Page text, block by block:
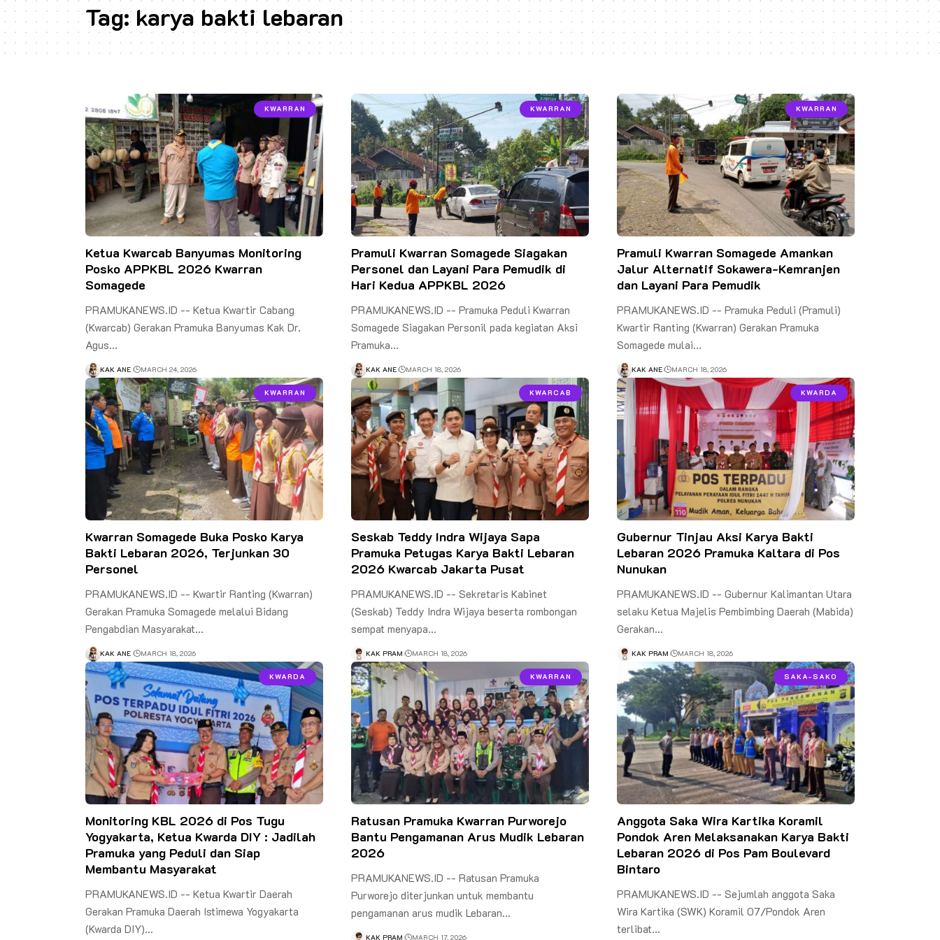
Tag:karya bakti lebaran
KWARRAN
Ketua Kwarcab Banyumas Monitoring
Posko APPKBL 2026 Kwarran
Somagede
PRAMUKANEWS.ID -- Ketua Kwartir Cabang
(Kwarcab) Gerakan Pramuka Banyumas Kak Dr.
Agus…
KAK ANE MARCH 24, 2026
KWARRAN
Pramuli Kwarran Somagede Siagakan
Personel dan Layani Para Pemudik di
Hari Kedua APPKBL 2026
PRAMUKANEWS.ID -- Pramuka Peduli Kwarran
Somagede Siagakan Personil pada kegiatan Aksi
Pramuka…
KAK ANE MARCH 18, 2026
KWARRAN
Pramuli Kwarran Somagede Amankan
Jalur Alternatif Sokawera-Kemranjen
dan Layani Para Pemudik
PRAMUKANEWS.ID -- Pramuka Peduli (Pramuli)
Kwartir Ranting (Kwarran) Gerakan Pramuka
Somagede mulai…
KAK ANE MARCH 18, 2026
KWARRAN
Kwarran Somagede Buka Posko Karya
Bakti Lebaran 2026, Terjunkan 30
Personel
PRAMUKANEWS.ID -- Kwartir Ranting (Kwarran)
Gerakan Pramuka Somagede melalui Bidang
Pengabdian Masyarakat…
KAK ANE MARCH 18, 2026
KWARCAB
Seskab Teddy Indra Wijaya Sapa
Pramuka Petugas Karya Bakti Lebaran
2026 Kwarcab Jakarta Pusat
PRAMUKANEWS.ID -- Sekretaris Kabinet
(Seskab) Teddy Indra Wijaya beserta rombongan
sempat menyapa…
KAK PRAM MARCH 18, 2026
KWARDA
Gubernur Tinjau Aksi Karya Bakti
Lebaran 2026 Pramuka Kaltara di Pos
Nunukan
PRAMUKANEWS.ID -- Gubernur Kalimantan Utara
selaku Ketua Majelis Pembimbing Daerah (Mabida)
Gerakan…
KAK PRAM MARCH 18, 2026
KWARDA
Monitoring KBL 2026 di Pos Tugu
Yogyakarta, Ketua Kwarda DIY : Jadilah
Pramuka yang Peduli dan Siap
Membantu Masyarakat
PRAMUKANEWS.ID -- Ketua Kwartir Daerah
Gerakan Pramuka Daerah Istimewa Yogyakarta
(Kwarda DIY)…
KWARRAN
Ratusan Pramuka Kwarran Purworejo
Bantu Pengamanan Arus Mudik Lebaran
2026
PRAMUKANEWS.ID -- Ratusan Pramuka
Purworejo diterjunkan untuk membantu
pengamanan arus mudik Lebaran…
KAK PRAM MARCH 17, 2026
SAKA-SAKO
Anggota Saka Wira Kartika Koramil
Pondok Aren Melaksanakan Karya Bakti
Lebaran 2026 di Pos Pam Boulevard
Bintaro
PRAMUKANEWS.ID -- Sejumlah anggota Saka
Wira Kartika (SWK) Koramil 07/Pondok Aren
terlibat…